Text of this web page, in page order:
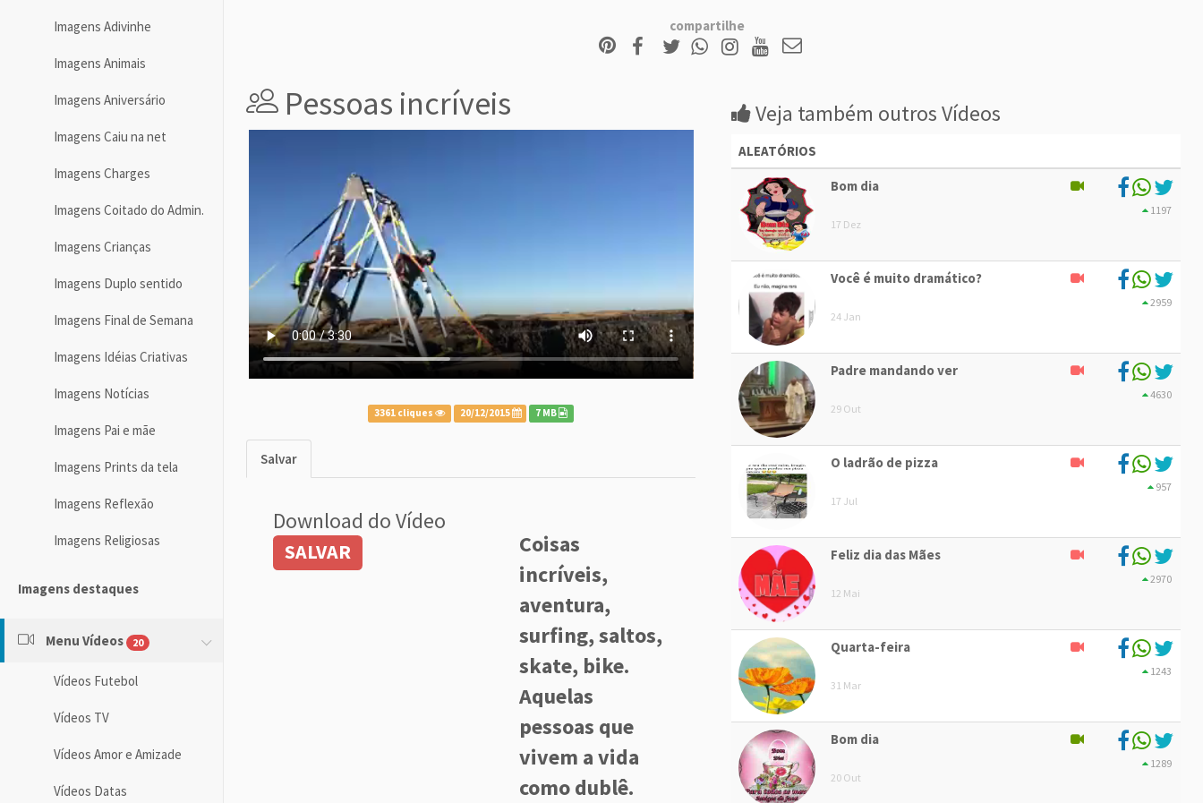
Imagens Adivinhe
Imagens Animais
Imagens Aniversário
Imagens Caiu na net
Imagens Charges
Imagens Coitado do Admin.
Imagens Crianças
Imagens Duplo sentido
Imagens Final de Semana
Imagens Idéias Criativas
Imagens Notícias
Imagens Pai e mãe
Imagens Prints da tela
Imagens Reflexão
Imagens Religiosas
Imagens destaques
Menu Vídeos 20
Vídeos Futebol
Vídeos TV
Vídeos Amor e Amizade
Vídeos Datas
compartilhe
Pessoas incríveis
3361 cliques 20/12/2015 7 MB
Salvar
Download do Vídeo
SALVAR
Coisas
incríveis,
aventura,
surfing, saltos,
skate, bike.
Aquelas
pessoas que
vivem a vida
como dublê.
Veja também outros Vídeos
ALEATÓRIOS
Bom dia
17 Dez
1197
Você é muito dramático?
24 Jan
2959
Padre mandando ver
29 Out
4630
O ladrão de pizza
17 Jul
957
Feliz dia das Mães
12 Mai
2970
Quarta-feira
31 Mar
1243
Bom dia
20 Out
1289